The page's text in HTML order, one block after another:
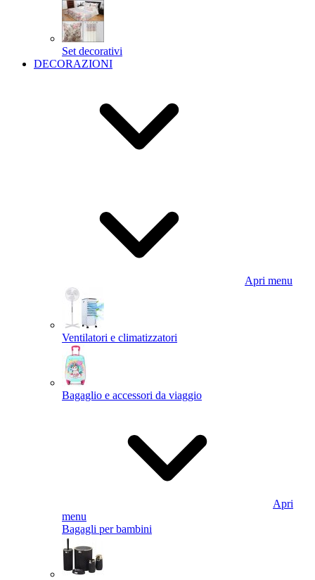
Set decorativi
DECORAZIONI
Apri menu
Ventilatori e climatizzatori
Bagaglio e accessori da viaggio
Apri
menu
Bagagli per bambini